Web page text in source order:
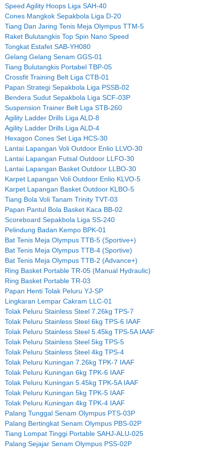
Speed Agility Hoops Liga SAH-40
Cones Mangkok Sepakbola Liga D-20
Tiang Dan Jaring Tenis Meja Olympus TTM-5
Raket Bulutangkis Top Spin Nano Speed
Tongkat Estafet SAB-YH080
Gelang Gelang Senam GGS-01
Tiang Bulutangkis Portabel TBP-05
Crossfit Training Belt Liga CTB-01
Papan Strategi Sepakbola Liga PSSB-02
Bendera Sudut Sepakbola Liga SCF-03P
Suspension Trainer Belt Liga STB-260
Agility Ladder Drills Liga ALD-8
Agility Ladder Drills Liga ALD-4
Hexagon Cones Set Liga HCS-30
Lantai Lapangan Voli Outdoor Enlio LLVO-30
Lantai Lapangan Futsal Outdoor LLFO-30
Lantai Lapangan Basket Outdoor LLBO-30
Karpet Lapangan Voli Outdoor Enlio KLVO-5
Karpet Lapangan Basket Outdoor KLBO-5
Tiang Bola Voli Tanam Trinity TVT-03
Papan Pantul Bola Basket Kaca BB-02
Scoreboard Sepakbola Liga SS-240
Pelindung Badan Kempo BPK-01
Bat Tenis Meja Olympus TTB-5 (Sportive+)
Bat Tenis Meja Olympus TTB-4 (Sportive)
Bat Tenis Meja Olympus TTB-2 (Advance+)
Ring Basket Portable TR-05 (Manual Hydraulic)
Ring Basket Portable TR-03
Papan Henti Tolak Peluru YJ-SP
Lingkaran Lempar Cakram LLC-01
Tolak Peluru Stainless Steel 7.26kg TPS-7
Tolak Peluru Stainless Steel 6kg TPS-6 IAAF
Tolak Peluru Stainless Steel 5.45kg TPS-5A IAAF
Tolak Peluru Stainless Steel 5kg TPS-5
Tolak Peluru Stainless Steel 4kg TPS-4
Tolak Peluru Kuningan 7.26kg TPK-7 IAAF
Tolak Peluru Kuningan 6kg TPK-6 IAAF
Tolak Peluru Kuningan 5.45kg TPK-5A IAAF
Tolak Peluru Kuningan 5kg TPK-5 IAAF
Tolak Peluru Kuningan 4kg TPK-4 IAAF
Palang Tunggal Senam Olympus PTS-03P
Palang Bertingkat Senam Olympus PBS-02P
Tiang Lompat Tinggi Portable SAHJ-ALU-025
Palang Sejajar Senam Olympus PSS-02P